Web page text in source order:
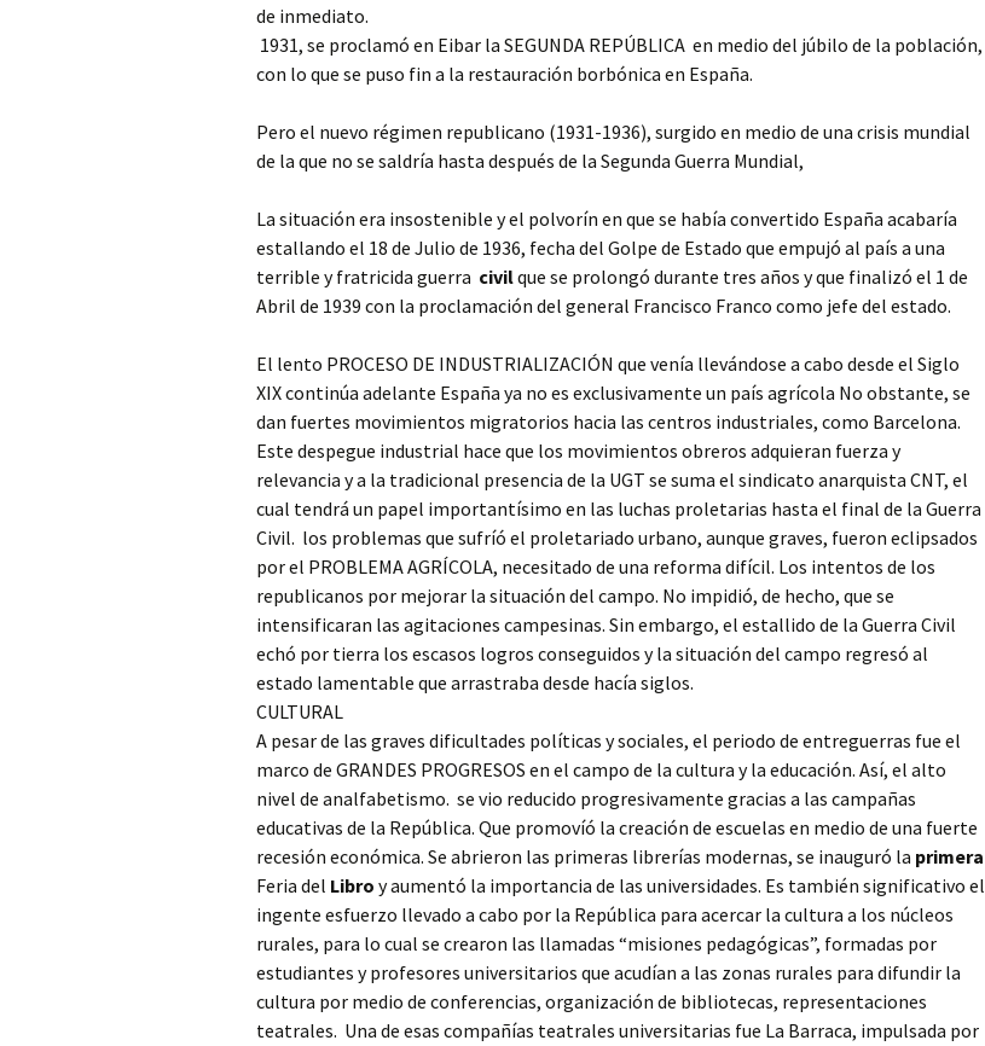
de inmediato.
1931, se proclamó en Eibar la SEGUNDA REPÚBLICA en medio del júbilo de la población,
con lo que se puso fin a la restauración borbónica en España.
Pero el nuevo régimen republicano (1931-1936), surgido en medio de una crisis mundial
de la que no se saldría hasta después de la Segunda Guerra Mundial,
La situación era insostenible y el polvorín en que se había convertido España acabaría
estallando el 18 de Julio de 1936, fecha del Golpe de Estado que empujó al país a una
terrible y fratricida guerra civilque se prolongó durante tres años y que finalizó el 1 de
Abril de 1939 con la proclamación del general Francisco Franco como jefe del estado.
El lento PROCESO DE INDUSTRIALIZACIÓN que venía llevándose a cabo desde el Siglo
XIX continúa adelante España ya no es exclusivamente un país agrícola No obstante, se
dan fuertes movimientos migratorios hacia las centros industriales, como Barcelona.
Este despegue industrial hace que los movimientos obreros adquieran fuerza y
relevancia y a la tradicional presencia de la UGT se suma el sindicato anarquista CNT, el
cual tendrá un papel importantísimo en las luchas proletarias hasta el final de la Guerra
Civil. los problemas que sufríó el proletariado urbano, aunque graves, fueron eclipsados
por el PROBLEMA AGRÍCOLA, necesitado de una reforma difícil. Los intentos de los
republicanos por mejorar la situación del campo. No impidió, de hecho, que se
intensificaran las agitaciones campesinas. Sin embargo, el estallido de la Guerra Civil
echó por tierra los escasos logros conseguidos y la situación del campo regresó al
estado lamentable que arrastraba desde hacía siglos.
CULTURAL
A pesar de las graves dificultades políticas y sociales, el periodo de entreguerras fue el
marco de GRANDES PROGRESOS en el campo de la cultura y la educación. Así, el alto
nivel de analfabetismo. se vio reducido progresivamente gracias a las campañas
educativas de la República. Que promovíó la creación de escuelas en medio de una fuerte
recesión económica. Se abrieron las primeras librerías modernas, se inauguró la primera
Feria del Libro y aumentó la importancia de las universidades. Es también significativo el
ingente esfuerzo llevado a cabo por la República para acercar la cultura a los núcleos
rurales, para lo cual se crearon las llamadas “misiones pedagógicas”, formadas por
estudiantes y profesores universitarios que acudían a las zonas rurales para difundir la
cultura por medio de conferencias, organización de bibliotecas, representaciones
teatrales. Una de esas compañías teatrales universitarias fue La Barraca, impulsada por